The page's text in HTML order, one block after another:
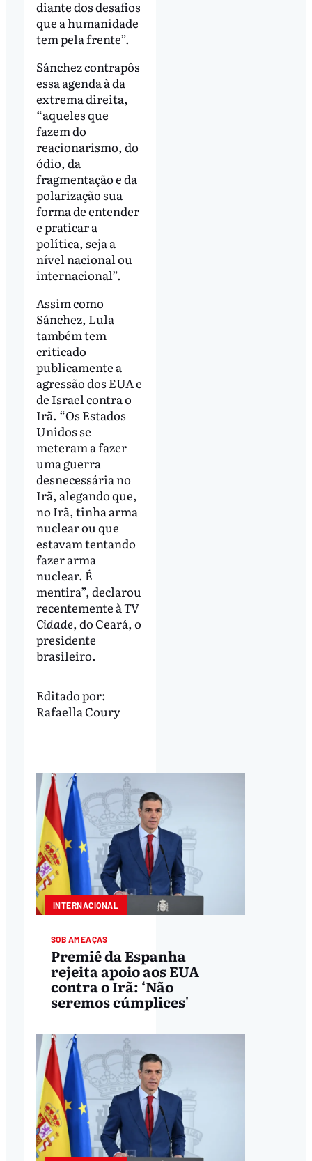
diante dos desafios
que a humanidade
tem pela frente”.
Sánchez contrapôs
essa agenda à da
extrema direita,
“aqueles que
fazem do
reacionarismo, do
ódio, da
fragmentação e da
polarização sua
forma de entender
e praticar a
política, seja a
nível nacional ou
internacional”.
Assim como
Sánchez, Lula
também tem
criticado
publicamente a
agressão dos EUA e
de Israel contra o
Irã. “Os Estados
Unidos se
meteram a fazer
uma guerra
desnecessária no
Irã, alegando que,
no Irã, tinha arma
nuclear ou que
estavam tentando
fazer arma
nuclear. É
mentira”, declarou
recentemente àTV
Cidade, do Ceará, o
presidente
brasileiro.
Editado por:
Rafaella Coury
INTERNACIONAL
SOB AMEAÇAS
Premiê da Espanha
rejeita apoio aos EUA
contra o Irã: ‘Não
seremos cúmplices'